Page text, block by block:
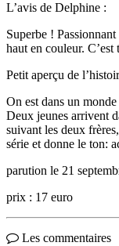
L’avis de Delphine :
Superbe !
haut en couleur. C’est
Petit aperçu de
On est dans un
Deux jeunes arrivent
suivant les deux
série et donne le ton:
parution le 21
prix : 17 euro
Les commentaires